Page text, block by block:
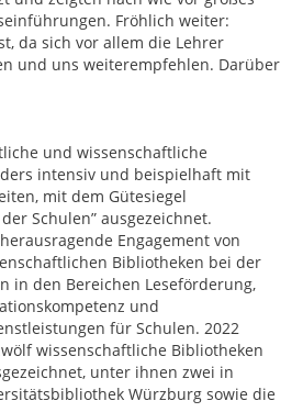
Fröhlich weiter:
da sich vor allem die Lehrer
und uns weiterempfehlen. Darüber
und wissenschaftliche
intensiv und beispielhaft mit
mit dem Gütesiegel
Schulen” ausgezeichnet.
Engagement von
Bibliotheken bei der
in den Bereichen Leseförderung,
und
für Schulen. 2022
wissenschaftliche Bibliotheken
unter ihnen zwei in
Würzburg sowie die